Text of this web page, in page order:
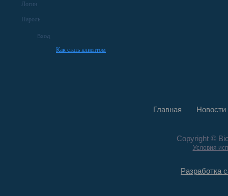
Логин
Пароль
Как стать клиентом
Главная Новости
Copyright ©
Условия
Разработка